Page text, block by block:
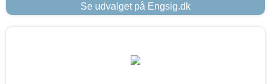
Se udvalget på Engsig.dk